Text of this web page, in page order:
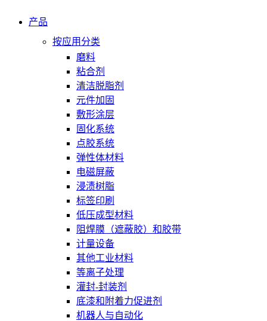
产品
按应用分类
磨料
粘合剂
清洁脱脂剂
元件加固
敷形涂层
固化系统
点胶系统
弹性体材料
电磁屏蔽
浸渍树脂
标签印刷
低压成型材料
阻焊膜（遮蔽胶）和胶带
计量设备
其他工业材料
等离子处理
灌封-封装剂
底漆和附着力促进剂
机器人与自动化